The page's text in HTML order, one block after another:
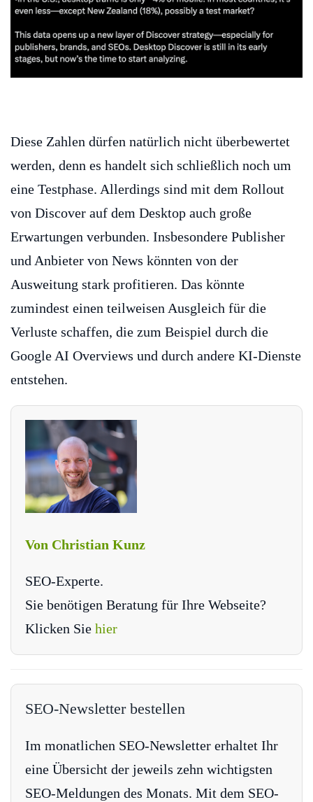
Diese Zahlen dürfen natürlich nicht überbewertet
werden, denn es handelt sich schließlich noch um
eine Testphase. Allerdings sind mit dem Rollout
von Discover auf dem Desktop auch große
Erwartungen verbunden. Insbesondere Publisher
und Anbieter von News könnten von der
Ausweitung stark profitieren. Das könnte
zumindest einen teilweisen Ausgleich für die
Verluste schaffen, die zum Beispiel durch die
Google AI Overviews und durch andere KI-Dienste
entstehen.
Von Christian Kunz
SEO-Experte.
Sie benötigen Beratung für Ihre Webseite?
Klicken Sie hier
SEO-Newsletter bestellen
Im monatlichen SEO-Newsletter erhaltet Ihr
eine Übersicht der jeweils zehn wichtigsten
SEO-Meldungen des Monats. Mit dem SEO-